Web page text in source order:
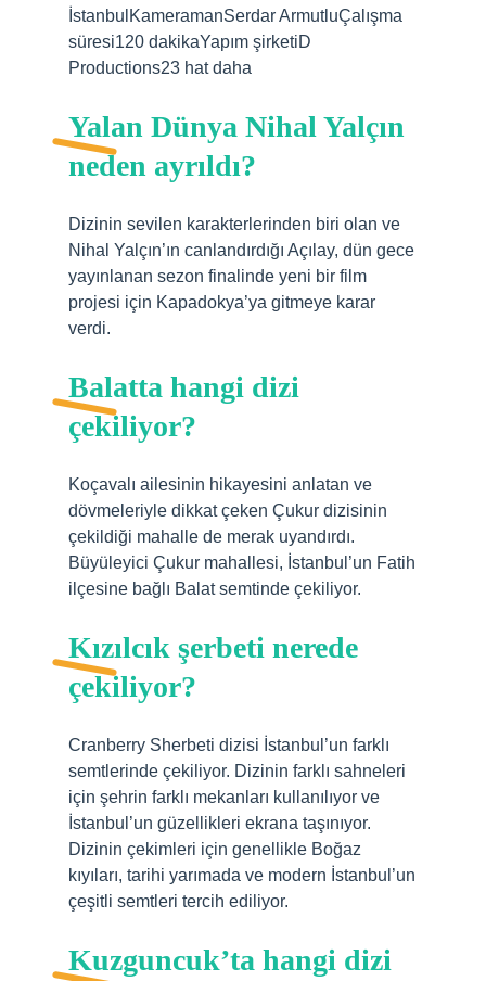
İstanbulKameramanSerdar ArmutluÇalışma
süresi120 dakikaYapım şirketiD
Productions23 hat daha
Yalan Dünya Nihal Yalçın
neden ayrıldı?
Dizinin sevilen karakterlerinden biri olan ve
Nihal Yalçın’ın canlandırdığı Açılay, dün gece
yayınlanan sezon finalinde yeni bir film
projesi için Kapadokya’ya gitmeye karar
verdi.
Balatta hangi dizi
çekiliyor?
Koçavalı ailesinin hikayesini anlatan ve
dövmeleriyle dikkat çeken Çukur dizisinin
çekildiği mahalle de merak uyandırdı.
Büyüleyici Çukur mahallesi, İstanbul’un Fatih
ilçesine bağlı Balat semtinde çekiliyor.
Kızılcık şerbeti nerede
çekiliyor?
Cranberry Sherbeti dizisi İstanbul’un farklı
semtlerinde çekiliyor. Dizinin farklı sahneleri
için şehrin farklı mekanları kullanılıyor ve
İstanbul’un güzellikleri ekrana taşınıyor.
Dizinin çekimleri için genellikle Boğaz
kıyıları, tarihi yarımada ve modern İstanbul’un
çeşitli semtleri tercih ediliyor.
Kuzguncuk’ta hangi dizi